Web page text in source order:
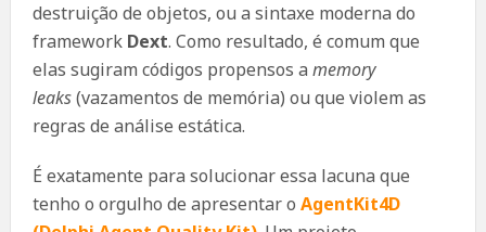
destruição de objetos, ou a sintaxe moderna do
framework Dext. Como resultado, é comum que
elas sugiram códigos propensos a memory
leaks(vazamentos de memória) ou que violem as
regras de análise estática.
É exatamente para solucionar essa lacuna que
tenho o orgulho de apresentar o AgentKit4D